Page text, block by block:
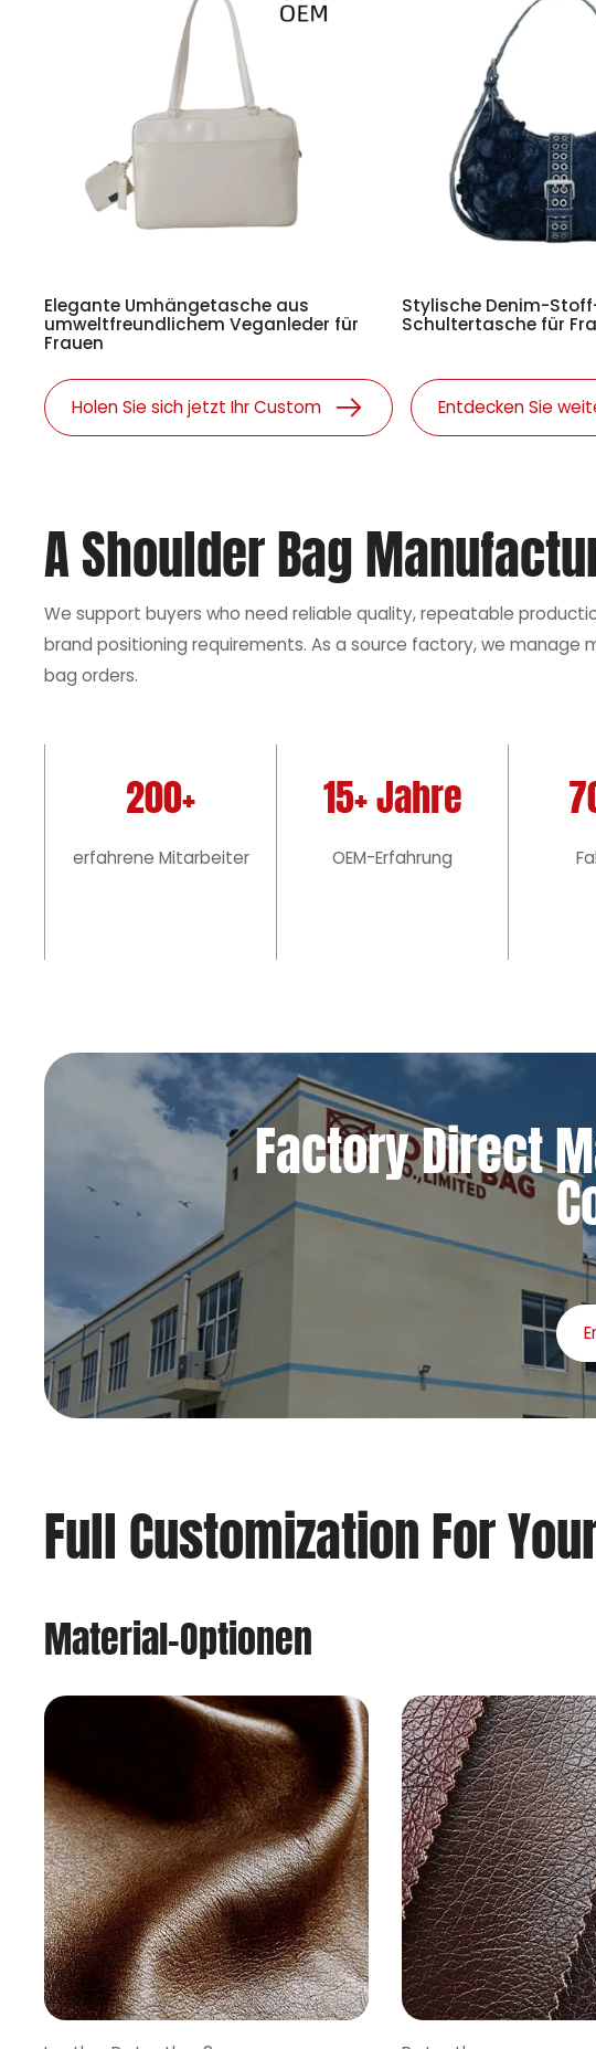
Elegante Umhängetasche aus
umweltfreundlichem Veganleder für
Frauen
Stylische Denim-
Schultertasche für
Holen Sie sich jetzt Ihr Custom Entdecken Sie
A Shoulder Bag
We support buyers who need reliable quality, repeatable
brand positioning requirements. As a source factory, we
bag orders.
200+
erfahrene Mitarbeiter
15+ Jahre
OEM-Erfahrung
Factory Direct
Full Customization For
Material-Optionen